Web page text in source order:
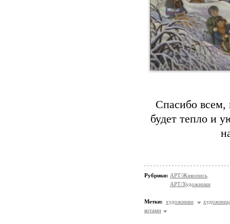
Спасибо всем,
будет тепло и
Рубрики: АРТ/Живопись
АРТ/Художники
Метки: художники
котами